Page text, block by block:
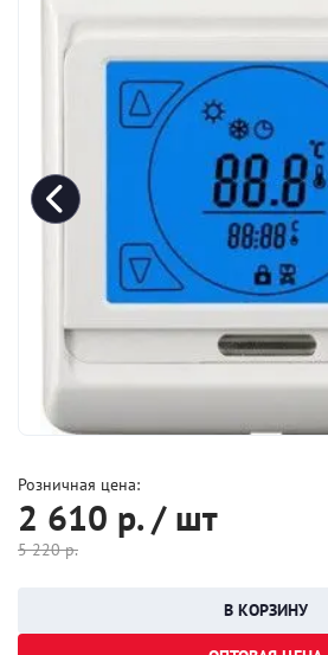
Розничная цена:
2 610 р. / шт
5 220р.